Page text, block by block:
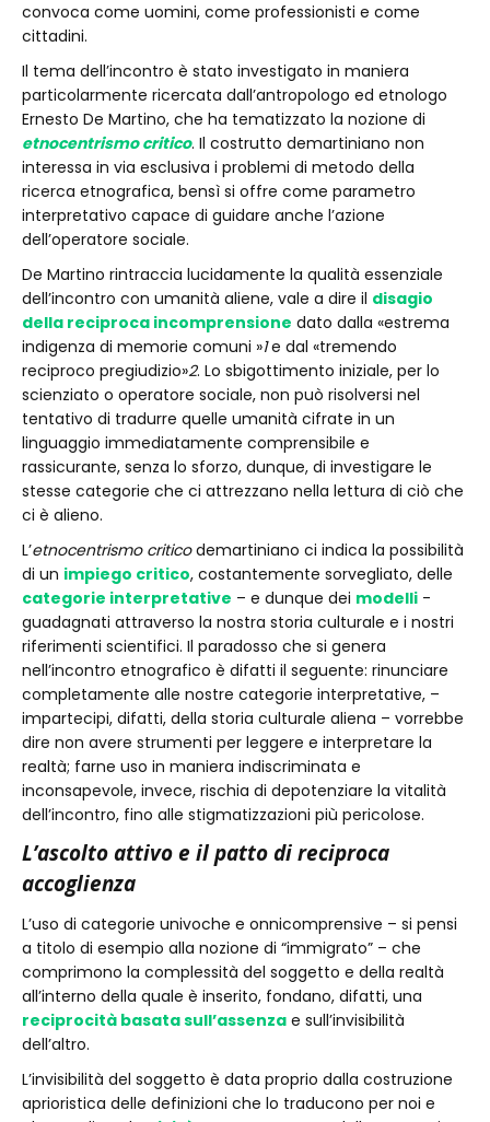
convoca come uomini, come professionisti e come
cittadini.
Il tema dell’incontro è stato investigato in maniera
particolarmente ricercata dall’antropologo ed etnologo
Ernesto De Martino, che ha tematizzato la nozione di
etnocentrismo critico. Il costrutto demartiniano non
interessa in via esclusiva i problemi di metodo della
ricerca etnografica, bensì si offre come parametro
interpretativo capace di guidare anche l’azione
dell’operatore sociale.
De Martino rintraccia lucidamente la qualità essenziale
dell’incontro con umanità aliene, vale a dire il disagio
della reciproca incomprensione dato dalla «estrema
indigenza di memorie comuni »1e dal «tremendo
reciproco pregiudizio»2. Lo sbigottimento iniziale, per lo
scienziato o operatore sociale, non può risolversi nel
tentativo di tradurre quelle umanità cifrate in un
linguaggio immediatamente comprensibile e
rassicurante, senza lo sforzo, dunque, di investigare le
stesse categorie che ci attrezzano nella lettura di ciò che
ci è alieno.
L’etnocentrismo criticodemartiniano ci indica la possibilità
di un impiego critico, costantemente sorvegliato, delle
categorie interpretative – e dunque dei modelli -
guadagnati attraverso la nostra storia culturale e i nostri
riferimenti scientifici. Il paradosso che si genera
nell’incontro etnografico è difatti il seguente: rinunciare
completamente alle nostre categorie interpretative, –
impartecipi, difatti, della storia culturale aliena – vorrebbe
dire non avere strumenti per leggere e interpretare la
realtà; farne uso in maniera indiscriminata e
inconsapevole, invece, rischia di depotenziare la vitalità
dell’incontro, fino alle stigmatizzazioni più pericolose.
L’ascolto attivo e il patto di reciproca
accoglienza
L’uso di categorie univoche e onnicomprensive – si pensi
a titolo di esempio alla nozione di “immigrato” – che
comprimono la complessità del soggetto e della realtà
all’interno della quale è inserito, fondano, difatti, una
reciprocità basata sull’assenza e sull’invisibilità
dell’altro.
L’invisibilità del soggetto è data proprio dalla costruzione
aprioristica delle definizioni che lo traducono per noi e